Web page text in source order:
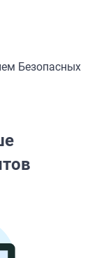
Безопасных